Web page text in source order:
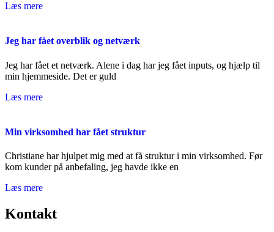
Læs mere
Jeg har fået overblik og netværk
Jeg har fået et netværk. Alene i dag har jeg fået inputs, og hjælp til
min hjemmeside. Det er guld
Læs mere
Min virksomhed har fået struktur
Christiane har hjulpet mig med at få struktur i min virksomhed. Før
kom kunder på anbefaling, jeg havde ikke en
Læs mere
Kontakt